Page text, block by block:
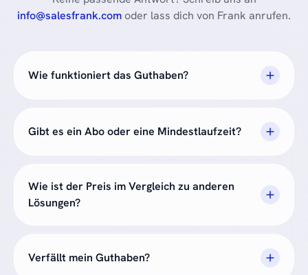
info@salesfrank.comoder lass dich von Frank anrufen.
Wie funktioniert das Guthaben?
Gibt es ein Abo oder eine Mindestlaufzeit?
Wie ist der Preis im Vergleich zu anderen
Lösungen?
Verfällt mein Guthaben?